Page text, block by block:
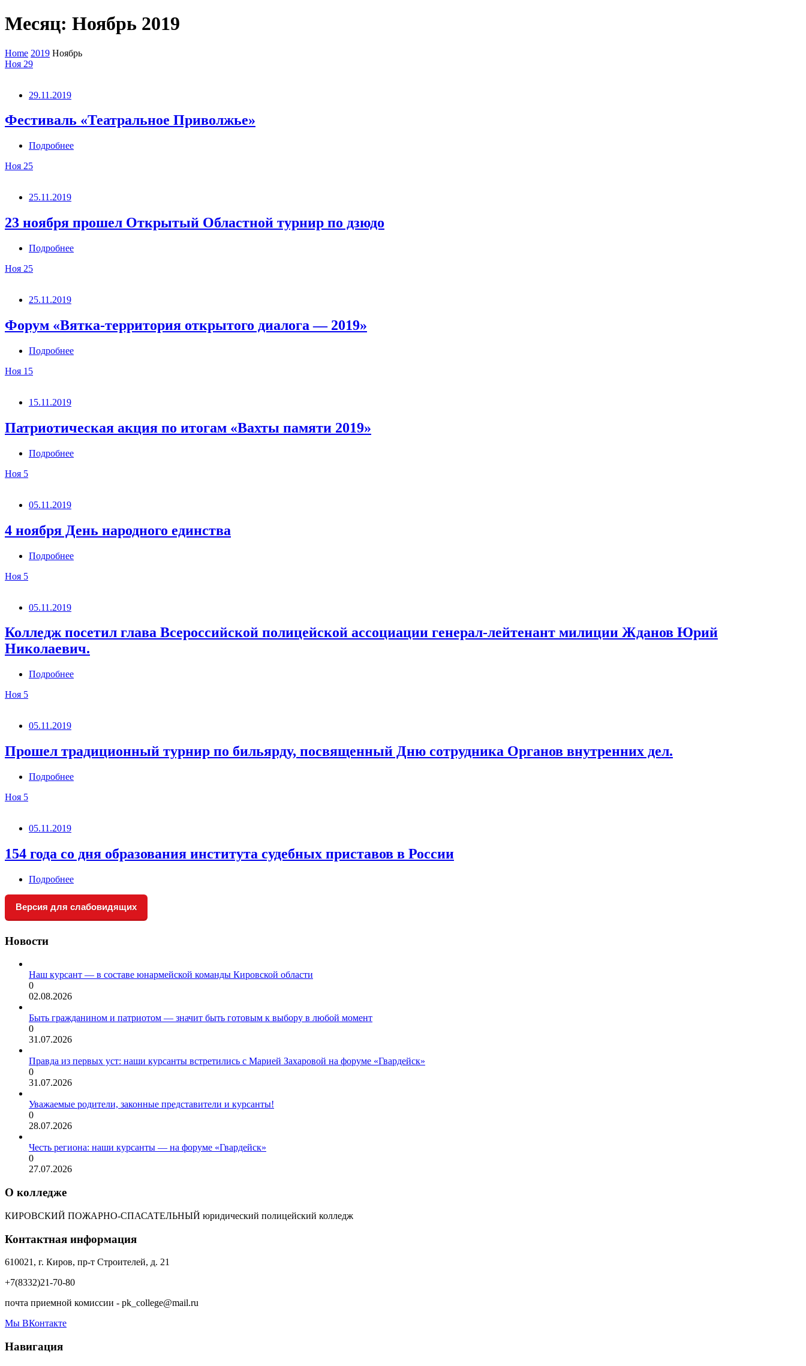
Месяц: Ноябрь 2019
Home 2019 Ноябрь
Ноя 29
29.11.2019
Фестиваль «Театральное Приволжье»
Подробнее
Ноя 25
25.11.2019
23 ноября прошел Открытый Областной турнир по дзюдо
Подробнее
Ноя 25
25.11.2019
Форум «Вятка-территория открытого диалога — 2019»
Подробнее
Ноя 15
15.11.2019
Патриотическая акция по итогам «Вахты памяти 2019»
Подробнее
Ноя 5
05.11.2019
4 ноября День народного единства
Подробнее
Ноя 5
05.11.2019
Колледж посетил глава Всероссийской полицейской ассоциации генерал-лейтенант милиции Жданов Юрий
Николаевич.
Подробнее
Ноя 5
05.11.2019
Прошел традиционный турнир по бильярду, посвященный Дню сотрудника Органов внутренних дел.
Подробнее
Ноя 5
05.11.2019
154 года со дня образования института судебных приставов в России
Подробнее
Версия для слабовидящих
Новости
Наш курсант — в составе юнармейской команды Кировской области
0
02.08.2026
Быть гражданином и патриотом — значит быть готовым к выбору в любой момент
0
31.07.2026
Правда из первых уст: наши курсанты встретились с Марией Захаровой на форуме «Гвардейск»
0
31.07.2026
Уважаемые родители, законные представители и курсанты!
0
28.07.2026
Честь региона: наши курсанты — на форуме «Гвардейск»
0
27.07.2026
О колледже
КИРОВСКИЙ ПОЖАРНО-СПАСАТЕЛЬНЫЙ юридический полицейский колледж
Контактная информация
610021, г. Киров, пр-т Строителей, д. 21
+7(8332)21-70-80
почта приемной комиссии - pk_college@mail.ru
Мы ВКонтакте
Навигация